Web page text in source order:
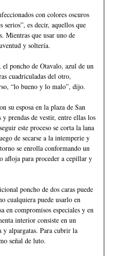
con colores oscuros
es decir, aquellos que
Mientras que usar uno de
y soltería.
el poncho de Otavalo, azul de un
cuadriculadas del otro,
“lo bueno y lo malo”, dijo.
su esposa en la plaza de San
prendas de vestir, entre ellas los
este proceso se corta la lana
de secarse a la intemperie y
se enrolla conformando un
afloja para proceder a cepillar y
poncho de dos caras puede
cualquiera puede usarlo en
en compromisos especiales y en
interior consiste en un
y alpargatas. Para cubrir la
señal de luto.